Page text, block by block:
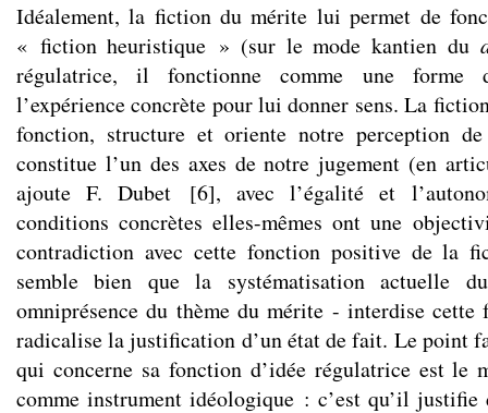
Idéalement, la fiction du mérite lui permet de
« fiction heuristique » (sur le mode kantien du
régulatrice, il fonctionne comme une forme
l’expérience concrète pour lui donner sens. La
fonction, structure et oriente notre perception
constitue l’un des axes de notre jugement (en
ajoute F. Dubet [6], avec l’égalité et
conditions concrètes elles-mêmes ont une
contradiction avec cette fonction positive de la
semble bien que la systématisation actuelle
omniprésence du thème du mérite - interdise cette
radicalise la justification d’un état de fait. Le point
qui concerne sa fonction d’idée régulatrice est le
comme instrument idéologique : c’est qu’il justifie